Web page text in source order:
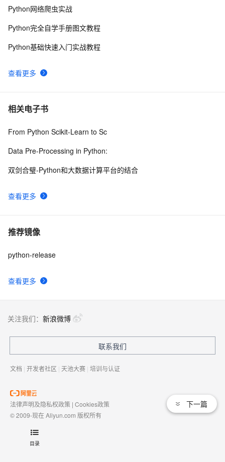
目录
10python中时间日期格式化符号
查看更多
Python网络爬虫实战
Python完全自学手册图文教程
Python基础快速入门实战教程
相关电子书
查看更多
From Python Scikit-Learn to Sc
Data Pre-Processing in Python:
双剑合璧-Python和大数据计算平台的结合
推荐镜像
查看更多
python-release
下一篇
关注我们： 新浪微博
联系我们
文档 | 开发者社区 | 天池大赛 | 培训与认证
法律声明及隐私权政策 | Cookies政策
© 2009-现在 Aliyun.com 版权所有
域名注册服务机构许可：